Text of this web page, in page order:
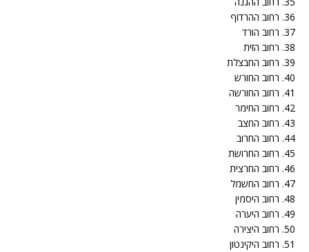
36. רחוב ההרדוף
37. רחוב הורד
38. רחוב הזית
39. רחוב החבצלת
40. רחוב החורש
41. רחוב החורשה
42. רחוב החימר
43. רחוב החצב
44. רחוב החרוב
45. רחוב החרושת
46. רחוב החרצית
47. רחוב החשמל
48. רחוב היסמין
49. רחוב היערה
50. רחוב היצירה
51. רחוב היקינטון